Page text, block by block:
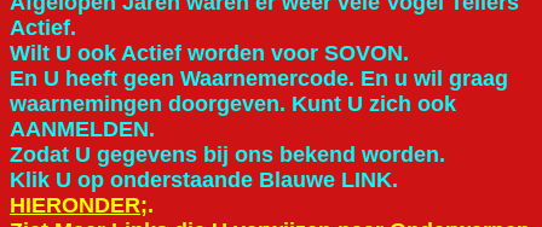
Actief.
Wilt U ook Actief worden voor SOVON.
En U heeft geen Waarnemercode. En u wil graag
waarnemingen doorgeven. Kunt U zich ook
AANMELDEN.
Zodat U gegevens bij ons bekend worden.
Klik U op onderstaande Blauwe LINK.
HIERONDER;.